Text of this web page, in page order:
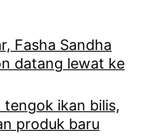
Fasha Sandha
datang lewat ke
tengok ikan bilis,
produk baru